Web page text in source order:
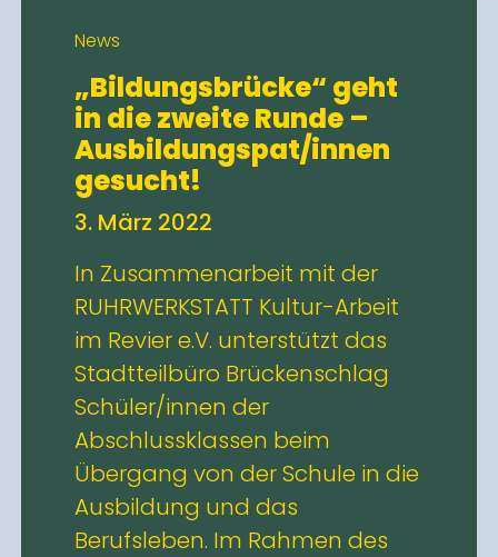
News
„Bildungsbrücke“ geht
in die zweite Runde –
Ausbildungspat/innen
gesucht!
3. März 2022
In Zusammenarbeit mit der
RUHRWERKSTATT Kultur-Arbeit
im Revier e.V. unterstützt das
Stadtteilbüro Brückenschlag
Schüler/innen der
Abschlussklassen beim
Übergang von der Schule in die
Ausbildung und das
Berufsleben. Im Rahmen des